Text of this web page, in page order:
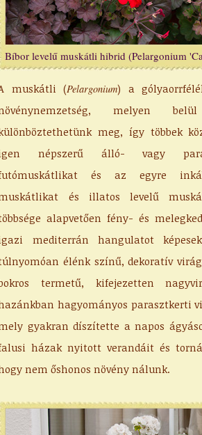
Bíbor levelű muskátli hibrid (Pelargonium
muskátli (Pelargonium) a
melyen
meg, így többek
népszerű álló- vagy
és az egyre
és illatos levelű
alapvetően fény- és
mediterrán hangulatot
élénk színű, dekoratív
termetű, kifejezetten
hagyományos parasztkerti
gyakran díszítette a napos
házak nyitott verandáit és
nem őshonos növény nálunk.